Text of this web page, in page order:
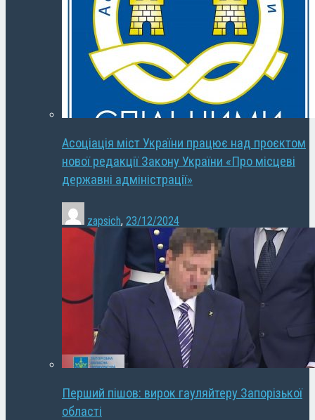
Асоціація міст України працює над проєктом
нової редакції Закону України «Про місцеві
державні адміністрації»
zapsich, 23/12/2024
Перший пішов: вирок гауляйтеру Запорізької
області